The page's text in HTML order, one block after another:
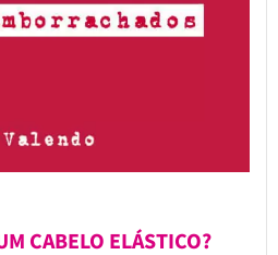
CABELO ELÁSTICO?